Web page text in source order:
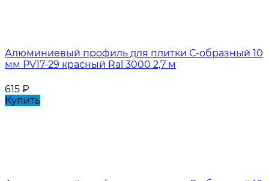
Алюминиевый профиль для плитки С-образный 10
мм PV17-29 красный Ral 3000 2,7 м
615 ₽
Купить